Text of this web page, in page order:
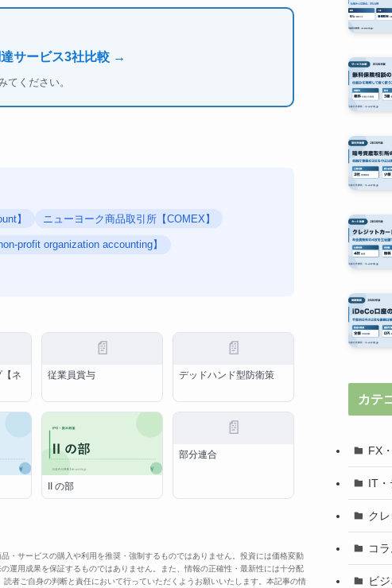
サービス3社比較 →
ください。
】 ニューヨーク商品取引所【COMEX】
profit organization accounting】
ネ
📄
従業員賞与
📄
デッドハンド型防衛策
II の部
📄
部分連合
サービスの購入や利用を推奨・強制するものではありません。投資には価格変動
運用成果を保証するものではありません。また、情報の正確性・最新性には十分配
者ご自身の判断と責任において行っていただくようお願いいたします。本記事の情
カテ
FX
IT
ク
コラ
ビ